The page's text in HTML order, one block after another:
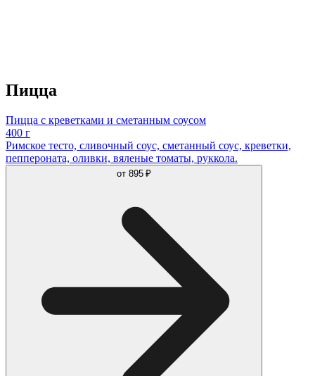
Пицца
Пицца с креветками и сметанным соусом
400 г
Римское тесто, сливочный соус, сметанный соус, креветки,
пеппероната, оливки, вяленые томаты, руккола.
от 895 ₽